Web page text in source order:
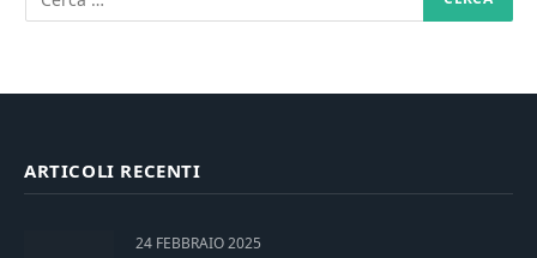
ARTICOLI RECENTI
24 FEBBRAIO 2025